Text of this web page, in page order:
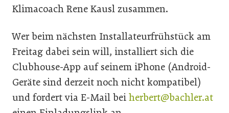
Klimacoach Rene Kausl zusammen.
Wer beim nächsten Installateurfrühstück am
Freitag dabei sein will, installiert sich die
Clubhouse-App auf seinem iPhone (Android-
Geräte sind derzeit noch nicht kompatibel)
und fordert via E-Mail bei herbert@bachler.at